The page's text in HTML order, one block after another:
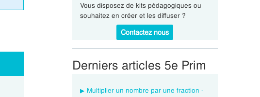
Vous disposez de kits pédagogiques ou
souhaitez en créer et les diffuser ?
Contactez nous
Derniers articles 5e Prim
Multiplier un nombre par une fraction -